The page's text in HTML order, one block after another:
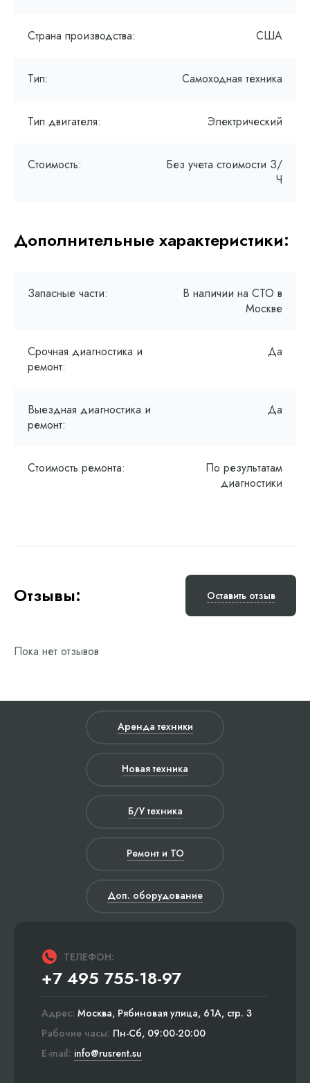
Страна производства: США
Тип: Самоходная техника
Тип двигателя: Электрический
Стоимость:
Без учета стоимости З/
Ч
Дополнительные характеристики:
Запасные части:
В наличии на СТО в
Москве
Срочная диагностика и
ремонт:
Да
Выездная диагностика и
ремонт:
Да
Стоимость ремонта:
По результатам
диагностики
Отзывы: Оставить отзыв
Пока нет отзывов
Аренда техники
Новая техника
Б/У техника
Ремонт и ТО
Доп. оборудование
ТЕЛЕФОН:
+7 495 755-18-97
Адрес: Москва, Рябиновая улица, 61А, стр. 3
Рабочие часы: Пн-Сб, 09:00-20:00
E-mail: info@rusrent.su